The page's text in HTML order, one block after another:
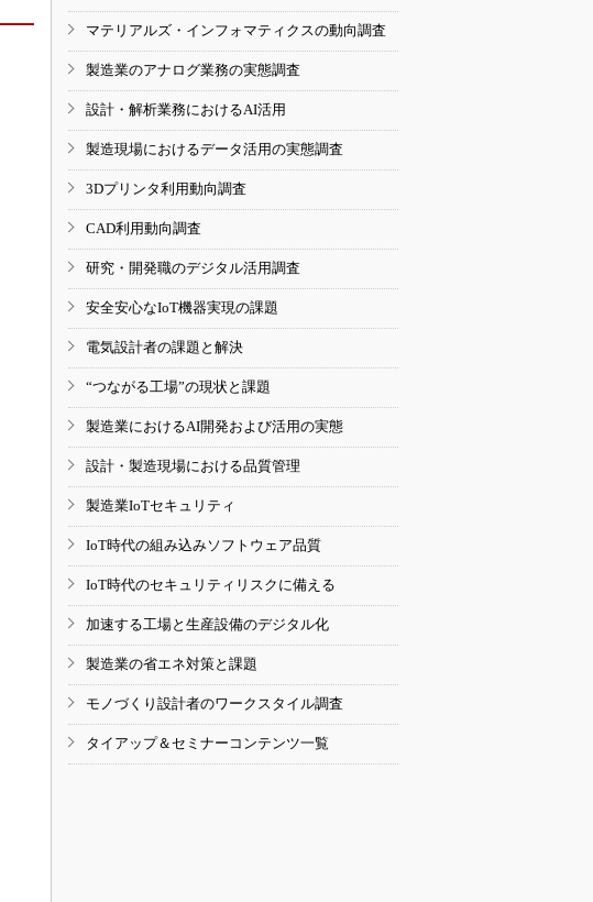
マテリアルズ・インフォマティクスの動向調査
製造業のアナログ業務の実態調査
設計・解析業務におけるAI活用
製造現場におけるデータ活用の実態調査
3Dプリンタ利用動向調査
CAD利用動向調査
研究・開発職のデジタル活用調査
安全安心なIoT機器実現の課題
電気設計者の課題と解決
“つながる工場”の現状と課題
製造業におけるAI開発および活用の実態
設計・製造現場における品質管理
製造業IoTセキュリティ
IoT時代の組み込みソフトウェア品質
IoT時代のセキュリティリスクに備える
加速する工場と生産設備のデジタル化
製造業の省エネ対策と課題
モノづくり設計者のワークスタイル調査
タイアップ＆セミナーコンテンツ一覧